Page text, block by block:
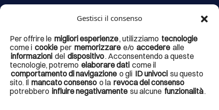
Gestisci il consenso
Per offrire le migliori esperienze, utilizziamo tecnologie
come i cookie per memorizzare e/o accedere alle
informazioni del dispositivo. Acconsentendo a queste
tecnologie, potremo elaborare dati come il
comportamento di navigazione o gli ID univoci su questo
sito. Il mancato consenso o la revoca del consenso
potrebbero influire negativamente su alcune funzionalità.
Presidios, i totem interattivi, il progetto delle strutture accessorie
alla fruizione e valorizzazione dei percorsi tematici esistenti nel
territoriofanno parte di un articolato progetto di valorizzazione
denominatoExperience the landscape – verso il turismo del terzo
millennio, finanziato dalla Regione Toscana con il fondo per la